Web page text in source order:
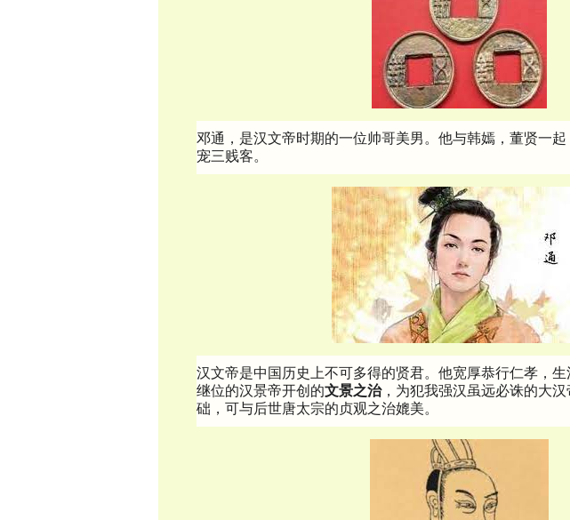
邓通，是汉文帝时期的一位帅哥美男。他与韩嫣，董贤一
宠三贱客。
汉文帝是中国历史上不可多得的贤君。他宽厚恭行仁孝，
继位的汉景帝开创的文景之治，为犯我强汉虽远必诛的大
础，可与后世唐太宗的贞观之治媲美。